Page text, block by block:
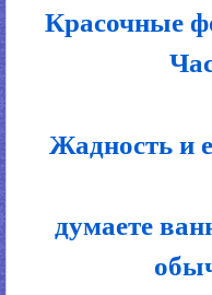
Красочные
Жадность и
думаете